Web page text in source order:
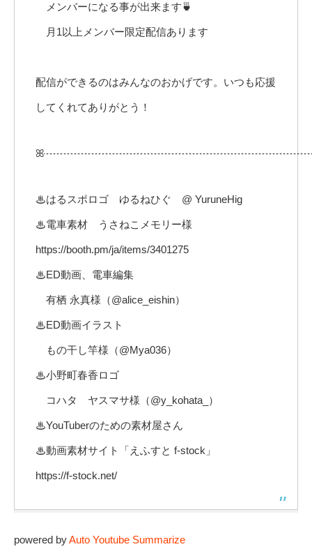
メンバーになる事が出来ます🍵
月1以上メンバー限定配信あります
配信ができるのはみんなのおかげです。いつも応援
してくれてありがとう！
♨はるスポロゴ ゆるねひぐ @ YuruneHig
♨電車素材 うさねこメモリー様
https://booth.pm/ja/items/3401275
♨ED動画、電車編集
有栖 永真様（@alice_eishin）
♨ED動画イラスト
もの干し竿様（@Mya036）
♨小野町春香ロゴ
コハタ ヤスマサ様（@y_kohata_）
♨YouTuberのための素材屋さん
♨動画素材サイト「えふすと f-stock」
https://f-stock.net/
powered byAuto Youtube Summarize